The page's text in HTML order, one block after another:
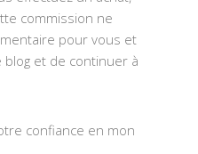
commission ne
pour vous et
et de continuer à
confiance en mon